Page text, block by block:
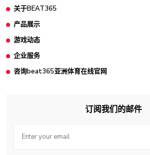
关于BEAT365
产品展示
游戏动态
企业服务
咨询beat365亚洲体育在线官网
订阅我们的邮件